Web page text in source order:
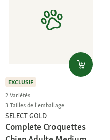
EXCLUSIF
2 Variétés
3 Tailles de l'emballage
SELECT GOLD
Complete Croquettes